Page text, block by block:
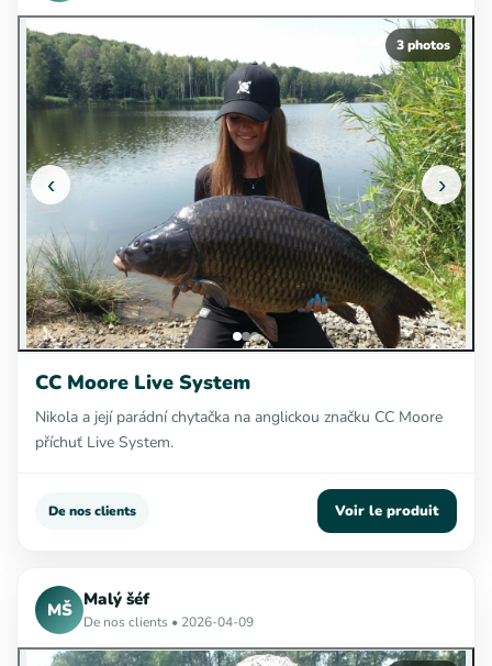
3 photos
‹ ›
CC Moore Live System
Nikola a její parádní chytačka na anglickou značku CC Moore
příchuť Live System.
De nos clients Voir le produit
MŠ Malý šéf
De nos clients • 2026-04-09